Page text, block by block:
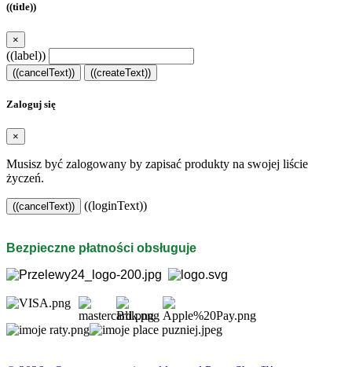
((title))
×
((label))
((cancelText)) ((createText))
Zaloguj się
×
Musisz być zalogowany by zapisać produkty na swojej liście
życzeń.
((cancelText)) ((loginText))
Bezpieczne płatności obsługuje